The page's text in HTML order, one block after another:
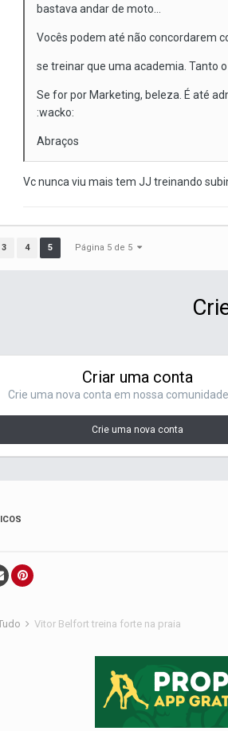
bastava andar de moto...
Vocês podem até não concordarem
se treinar que uma academia. Tanto
Se for por Marketing, beleza. É até
:wacko:
Abraços
Vc nunca viu mais tem JJ treinando
3 4 5 Página 5 de 5
Criar uma conta
Crie uma nova conta em nossa
Crie uma nova conta
Vitor Belfort treina forte na praia